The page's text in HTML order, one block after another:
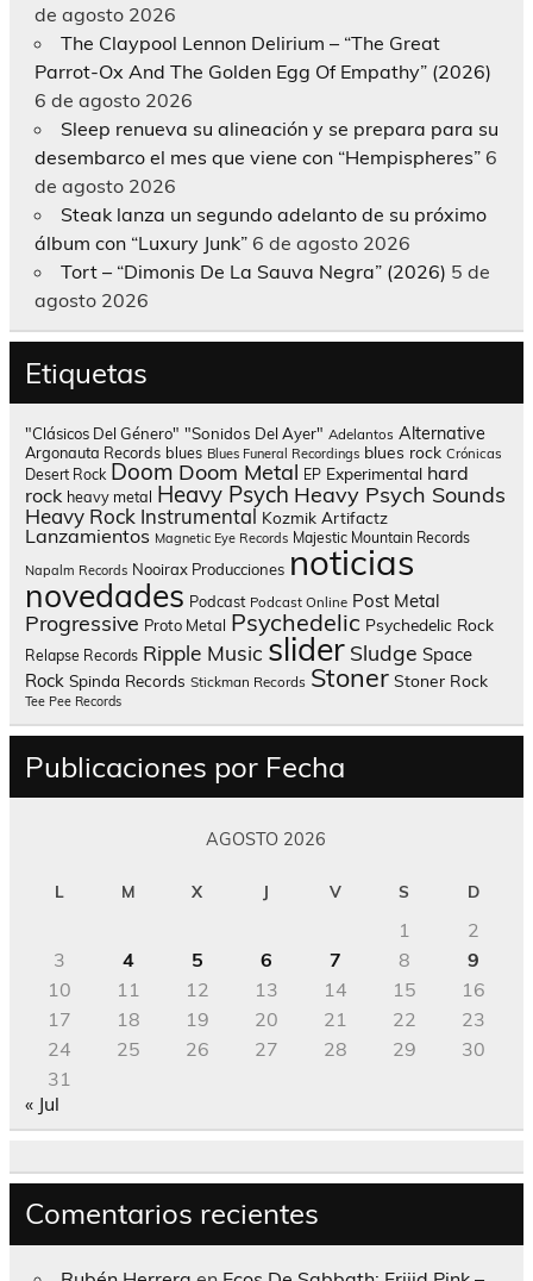
de agosto 2026
The Claypool Lennon Delirium – “The Great
Parrot-Ox And The Golden Egg Of Empathy” (2026)
6 de agosto 2026
Sleep renueva su alineación y se prepara para su
desembarco el mes que viene con “Hempispheres” 6
de agosto 2026
Steak lanza un segundo adelanto de su próximo
álbum con “Luxury Junk” 6 de agosto 2026
Tort – “Dimonis De La Sauva Negra” (2026) 5 de
agosto 2026
Etiquetas
"Clásicos Del Género" "Sonidos Del Ayer" Adelantos Alternative
Argonauta Records blues Blues Funeral Recordings blues rock Crónicas
Desert Rock Doom Doom Metal EP Experimental hard
rock heavy metal Heavy Psych Heavy Psych Sounds
Heavy Rock Instrumental Kozmik Artifactz
Lanzamientos Magnetic Eye Records Majestic Mountain Records
Napalm Records Nooirax Producciones noticias
novedades Podcast Podcast Online Post Metal
Progressive Proto Metal Psychedelic Psychedelic Rock
Relapse Records Ripple Music slider Sludge Space
Rock Spinda Records Stickman Records Stoner Stoner Rock
Tee Pee Records
Publicaciones por Fecha
AGOSTO 2026
L M X J V S D
1
2
3
4 5 6 7 8
9
10
11 12 13 14 15
16
17
18 19 20 21 22
23
24
25 26 27 28 29
30
31
« Jul
Comentarios recientes